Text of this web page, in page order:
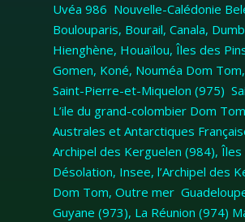
Uvéa 986 Nouvelle-Calédonie
Boulouparis, Bourail, Canala,
Hienghène, Houaïlou, Îles des
Gomen, Koné, Nouméa Dom
Saint-Pierre-et-Miquelon (975)
L’ile du grand-colombier Dom
Australes et Antarctiques
Archipel des Kerguelen (984), Îles
Désolation, Insee, l’Archipel des
Dom Tom, Outre mer
Guyane (973), La Réunion (974)